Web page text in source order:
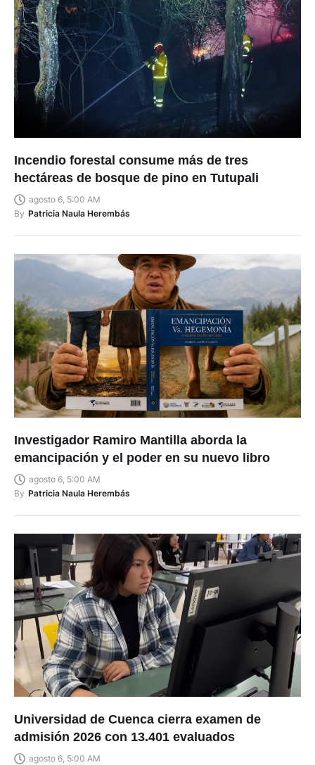
Incendio forestal consume más de tres
hectáreas de bosque de pino en Tutupali
agosto 6, 5:00 AM
By Patricia Naula Herembás
Investigador Ramiro Mantilla aborda la
emancipación y el poder en su nuevo libro
agosto 6, 5:00 AM
By Patricia Naula Herembás
Universidad de Cuenca cierra examen de
admisión 2026 con 13.401 evaluados
agosto 6, 5:00 AM